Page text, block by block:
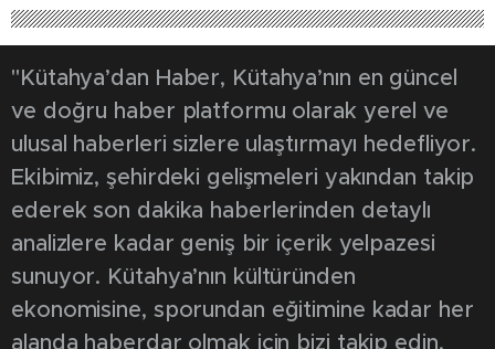
"Kütahya’dan Haber, Kütahya’nın en güncel
ve doğru haber platformu olarak yerel ve
ulusal haberleri sizlere ulaştırmayı hedefliyor.
Ekibimiz, şehirdeki gelişmeleri yakından takip
ederek son dakika haberlerinden detaylı
analizlere kadar geniş bir içerik yelpazesi
sunuyor. Kütahya’nın kültüründen
ekonomisine, sporundan eğitimine kadar her
alanda haberdar olmak için bizi takip edin.